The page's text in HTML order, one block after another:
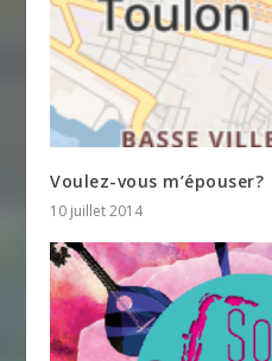
Voulez-vous m’épouser?
10 juillet 2014